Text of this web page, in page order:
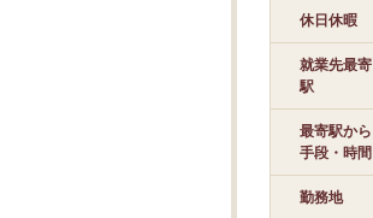
休日休暇
就業先最寄
駅
最寄駅から
手段・時間
勤務地